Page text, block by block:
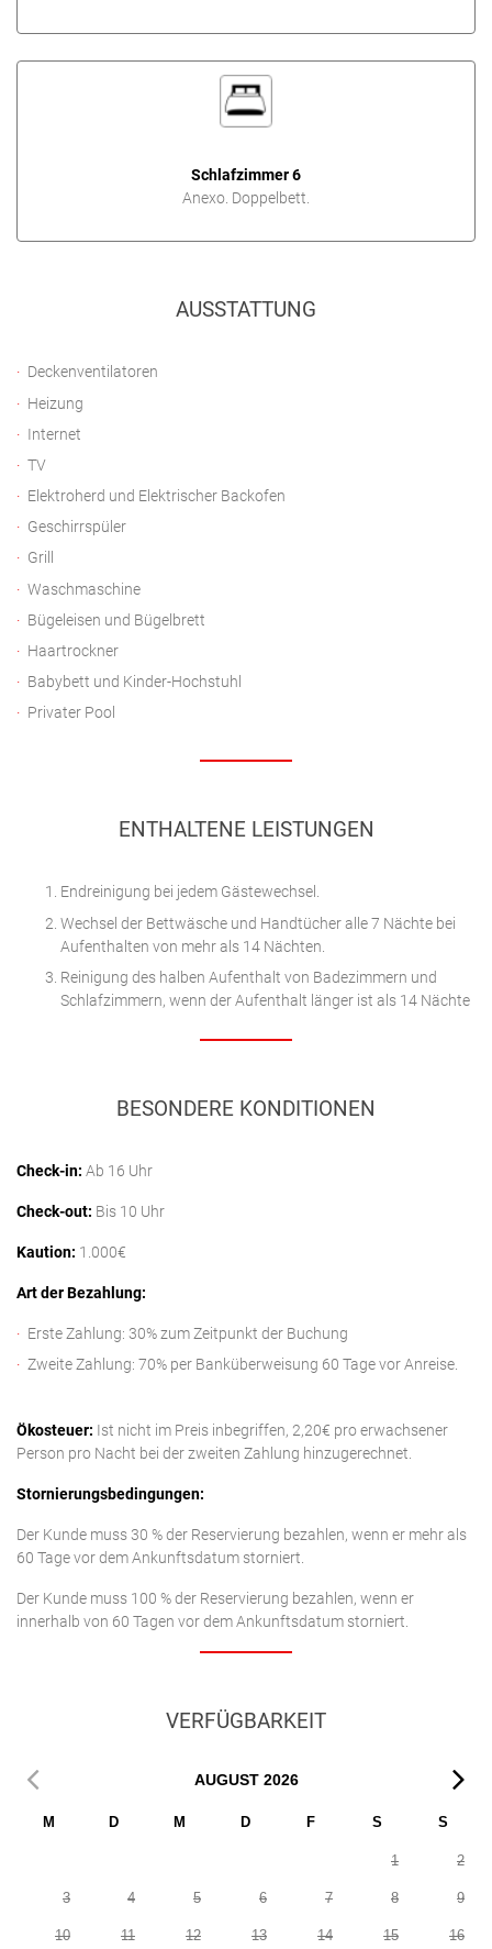
Schlafzimmer 6
Anexo. Doppelbett.
AUSSTATTUNG
Deckenventilatoren
Heizung
Internet
TV
Elektroherd und Elektrischer Backofen
Geschirrspüler
Grill
Waschmaschine
Bügeleisen und Bügelbrett
Haartrockner
Babybett und Kinder-Hochstuhl
Privater Pool
ENTHALTENE LEISTUNGEN
Endreinigung bei jedem Gästewechsel.
Wechsel der Bettwäsche und Handtücher alle 7 Nächte bei
Aufenthalten von mehr als 14 Nächten.
Reinigung des halben Aufenthalt von Badezimmern und
Schlafzimmern, wenn der Aufenthalt länger ist als 14 Nächte
BESONDERE KONDITIONEN
Check-in: Ab 16 Uhr
Check-out: Bis 10 Uhr
Kaution: 1.000€
Art der Bezahlung:
Erste Zahlung: 30% zum Zeitpunkt der Buchung
Zweite Zahlung: 70% per Banküberweisung 60 Tage vor Anreise.
Ökosteuer: Ist nicht im Preis inbegriffen, 2,20€ pro erwachsener
Person pro Nacht bei der zweiten Zahlung hinzugerechnet.
Stornierungsbedingungen:
Der Kunde muss 30 % der Reservierung bezahlen, wenn er mehr als
60 Tage vor dem Ankunftsdatum storniert.
Der Kunde muss 100 % der Reservierung bezahlen, wenn er
innerhalb von 60 Tagen vor dem Ankunftsdatum storniert.
VERFÜGBARKEIT
AUGUST 2026
M D M D F S S
1 2
3 4 5 6 7 8 9
10 11 12 13 14 15 16